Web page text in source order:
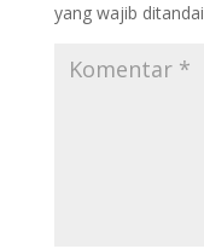
yang wajib ditandai